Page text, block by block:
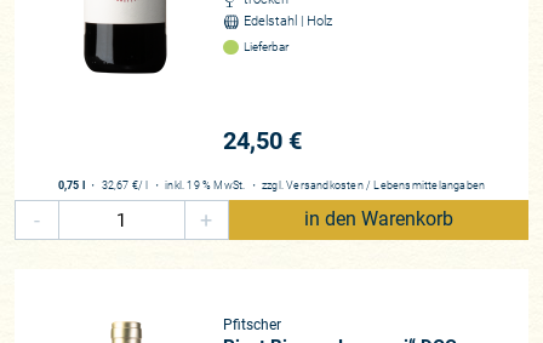
Edelstahl | Holz
Lieferbar
24,50 €
0,75 l ・ 32,67 €/ l ・inkl. 19 % MwSt. ・ zzgl.Versandkosten / Lebensmittelangaben
- + in den Warenkorb
Pfitscher